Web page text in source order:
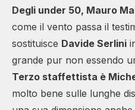
Degli under 50, Mauro
come il vento passa il
sostituisce Davide Serlini
grande pur non essendo
Terzo staffettista è
molto bene sulle lunghe